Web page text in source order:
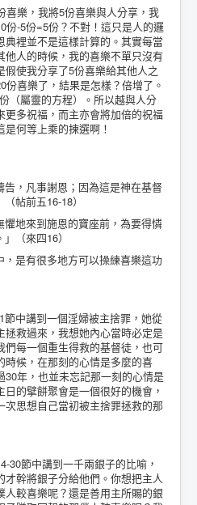
樂，我將5份喜樂與人分享，我
份-5份=5份？不對！這只是人的邏
典裡並不是這樣計算的。其實每當
他人的時候，我的喜樂不單只沒有
假使我分享了5份喜樂給其他人之
份喜樂了，結果是怎樣？倍增了。
（屬靈的方程）。所以越與人分
更多祝福，而主亦會將加倍的祝福
何等上乘的揀選啊！
，凡事謝恩；因為這是神在基督
帖前五16-18）
地來到施恩的寶座前，為要得憐
（來四16）
是有很多地方可以操練喜樂這功
中講到一個淫婦被主捨罪，她從
拯救過來，我想她內心當時必定是
們每一個重生得救的基督徒，也可
時候，在那刻的心情是多麼的喜
30年，也並未忘記那一刻的心情是
的擘餅聚會是一個很好的機會，
次思想自己當初被主捨罪拯救的那
節中講到一千兩銀子的比喻，
才幹將銀子分給他們。你想把主人
人較喜樂呢？還是善用主所賜的銀